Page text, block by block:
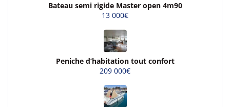
Bateau semi rigide Master open 4m90
13 000€
Peniche d’habitation tout confort
209 000€